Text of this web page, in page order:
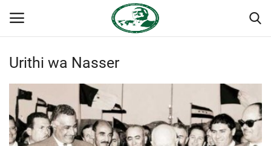
Ingia
Nyumba
Jukwaa la Nasser la Kimataifa
Urithi wa Nasser